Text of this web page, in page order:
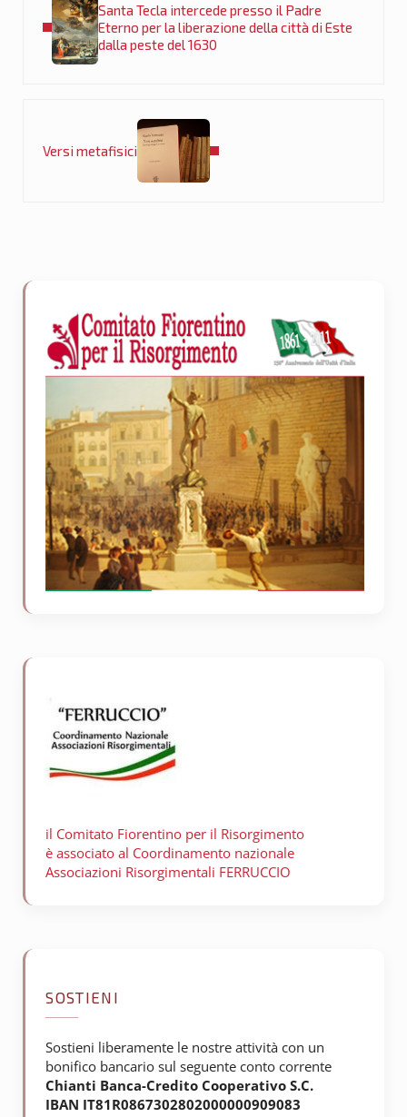
Santa Tecla intercede presso il Padre
Eterno per la liberazione della città di Este
dalla peste del 1630
Versi metafisici
Sidebar
il Comitato Fiorentino per il Risorgimento
è associato al Coordinamento nazionale
Associazioni Risorgimentali FERRUCCIO
SOSTIENI
Sostieni liberamente le nostre attività con un
bonifico bancario sul seguente conto corrente
Chianti Banca-Credito Cooperativo S.C.
IBAN IT81R0867302802000000909083